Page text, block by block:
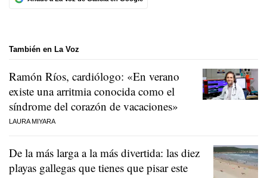
También en La Voz
Ramón Ríos, cardiólogo: «En verano
existe una arritmia conocida como el
síndrome del corazón de vacaciones»
LAURA MIYARA
De la más larga a la más divertida: las diez
playas gallegas que tienes que pisar este